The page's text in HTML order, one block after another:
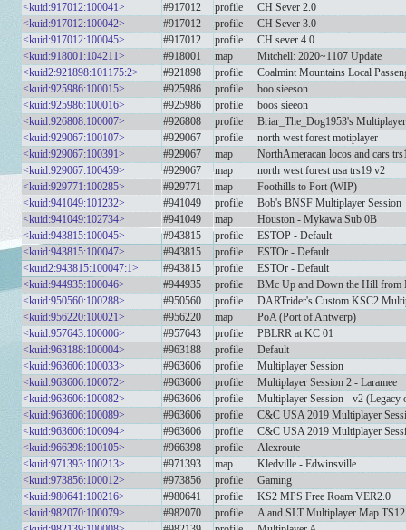
<kuid:917012:100041>
#917012 profile
CH Sever 2.0
<kuid:917012:100042>
#917012 profile
CH Sever 3.0
<kuid:917012:100045>
#917012 profile
CH sever 4.0
<kuid:918001:104211>
#918001 map
Mitchell: 2020~1107 Update
<kuid2:921898:101175:2>
#921898 profile
Coalmint Mountains Local
<kuid:925986:100015>
#925986 profile
boo sieeson
<kuid:925986:100016>
#925986 profile
boos sieeon
<kuid:926808:100007>
#926808 profile
Briar_The_Dog1953's
<kuid:929067:100107>
#929067 profile
north west forest motiplayer
<kuid:929067:100391>
#929067 map
NorthAmeracan locos and cars
<kuid:929067:100459>
#929067 map
north west forest usa trs19 v2
<kuid:929771:100285>
#929771 map
Foothills to Port (WIP)
<kuid:941049:101232>
#941049 profile
Bob's BNSF Multiplayer Session
<kuid:941049:102734>
#941049 map
Houston - Mykawa Sub 0B
<kuid:943815:100045>
#943815 profile
ESTOP - Default
<kuid:943815:100047>
#943815 profile
ESTOr - Default
<kuid2:943815:100047:1>
#943815 profile
ESTOr - Default
<kuid:944935:100046>
#944935 profile
BMc Up and Down the Hill from
<kuid:950560:100288>
#950560 profile
DARTrider's Custom KSC2
<kuid:956220:100021>
#956220 map
PoA (Port of Antwerp)
<kuid:957643:100006>
#957643 profile
PBLRR at KC 01
<kuid:963188:100004>
#963188 profile
Default
<kuid:963606:100033>
#963606 profile
Multiplayer Session
<kuid:963606:100072>
#963606 profile
Multiplayer Session 2 - Laramee
<kuid:963606:100082>
#963606 profile
Multiplayer Session - v2
<kuid:963606:100089>
#963606 profile
C&C USA 2019 Multiplayer
<kuid:963606:100094>
#963606 profile
C&C USA 2019 Multiplayer
<kuid:966398:100105>
#966398 profile
Alexroute
<kuid:971393:100213>
#971393 map
Kledville - Edwinsville
<kuid:973856:100012>
#973856 profile
Gaming
<kuid:980641:100216>
#980641 profile
KS2 MPS Free Roam VER2.0
<kuid:982070:100079>
#982070 profile
A and SLT Multiplayer Map